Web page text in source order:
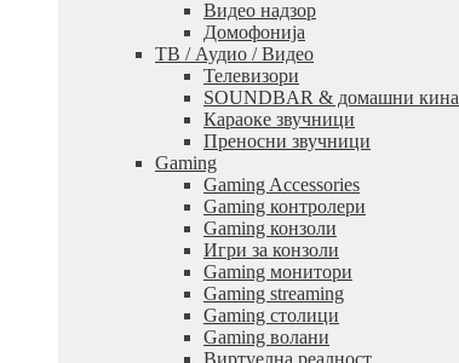
Видео надзор
Домофонија
ТВ / Аудио / Видео
Телевизори
SOUNDBAR & домашни кина
Караоке звучници
Преносни звучници
Gaming
Gaming Accessories
Gaming контролери
Gaming конзоли
Игри за конзоли
Gaming монитори
Gaming streaming
Gaming столици
Gaming волани
Виртуелна реалност